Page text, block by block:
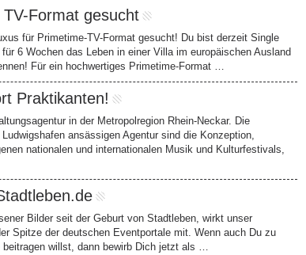
Format gesucht
für Primetime-TV-Format gesucht! Du bist derzeit Single
6 Wochen das Leben in einer Villa im europäischen Ausland
Für ein hochwertiges Primetime-Format …
Praktikanten!
in der Metropolregion Rhein-Neckar. Die
ansässigen Agentur sind die Konzeption,
nationalen und internationalen Musik und Kulturfestivals,
Bilder seit der Geburt von Stadtleben, wirkt unser
Spitze der deutschen Eventportale mit. Wenn auch Du zu
willst, dann bewirb Dich jetzt als …